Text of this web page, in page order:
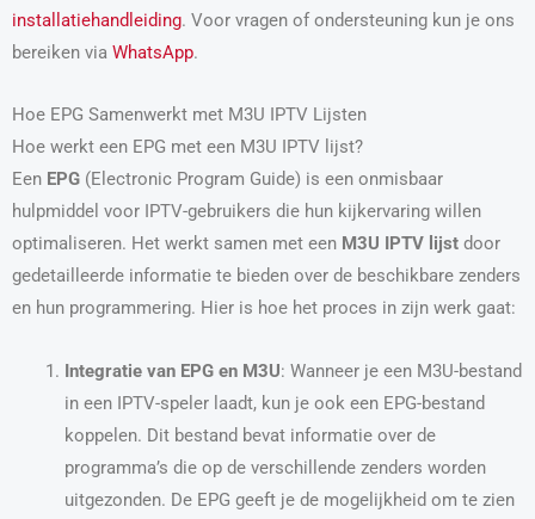
installatiehandleiding. Voor vragen of ondersteuning kun je ons
bereiken via WhatsApp.
Hoe EPG Samenwerkt met M3U IPTV Lijsten
Hoe werkt een EPG met een M3U IPTV lijst?
Een EPG (Electronic Program Guide) is een onmisbaar
hulpmiddel voor IPTV-gebruikers die hun kijkervaring willen
optimaliseren. Het werkt samen met een M3U IPTV lijst door
gedetailleerde informatie te bieden over de beschikbare zenders
en hun programmering. Hier is hoe het proces in zijn werk gaat:
Integratie van EPG en M3U: Wanneer je een M3U-bestand
in een IPTV-speler laadt, kun je ook een EPG-bestand
koppelen. Dit bestand bevat informatie over de
programma’s die op de verschillende zenders worden
uitgezonden. De EPG geeft je de mogelijkheid om te zien